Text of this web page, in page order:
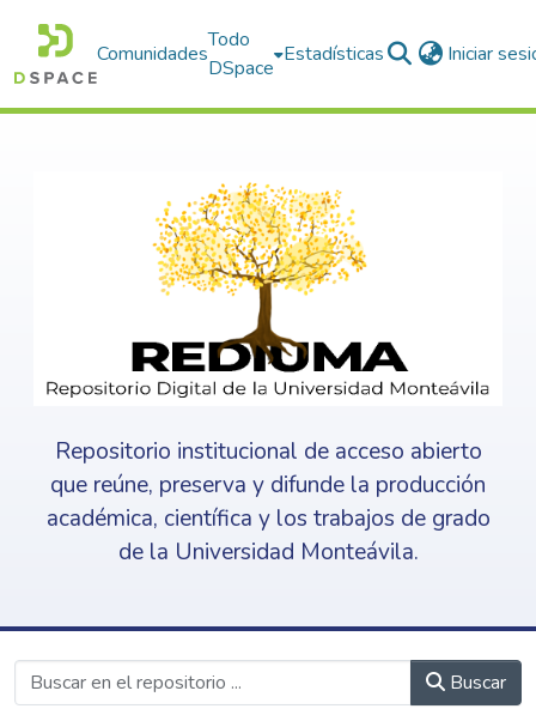
Comunidades
Todo
DSpace
Estadísticas Iniciar
Repositorio institucional de acceso abierto
que reúne, preserva y difunde la producción
académica, científica y los trabajos de grado
de la Universidad Monteávila.
Buscar